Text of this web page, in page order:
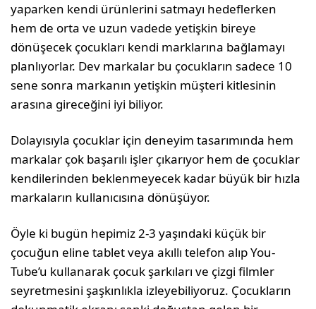
yaparken kendi ürünlerini satmayı hedefler­ken
hem de orta ve uzun vadede yetişkin bireye
dönüşecek çocukları kendi marklarına bağlamayı
planlıyorlar. Dev markalar bu çocukların sadece 10
sene sonra markanın yetişkin müşteri kitlesi­nin
arasına gireceğini iyi biliyor.
Dolayısıyla çocuklar için deneyim tasarımında hem
markalar çok başarılı işler çıkarıyor hem de çocuklar
kendilerinden beklenmeyecek kadar bü­yük bir hızla
markaların kullanıcısına dönüşüyor.
Öyle ki bugün hepimiz 2-3 yaşındaki küçük bir
çocuğun eline tablet veya akıllı telefon alıp You­
Tube’u kullanarak çocuk şarkıları ve çizgi filmler
seyretmesini şaşkınlıkla izleyebiliyoruz. Çocukla­rın